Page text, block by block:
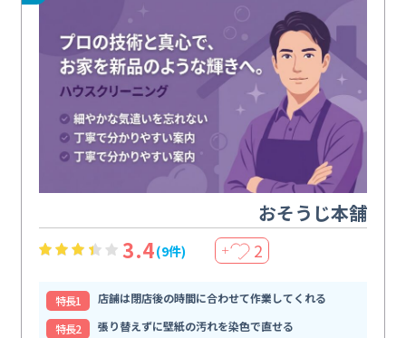
おそうじ本舗
3.4(9件) ＋ 2
特⻑1
店舗は閉店後の時間に合わせて作業してくれる
特⻑2
張り替えずに壁紙の汚れを染色で直せる